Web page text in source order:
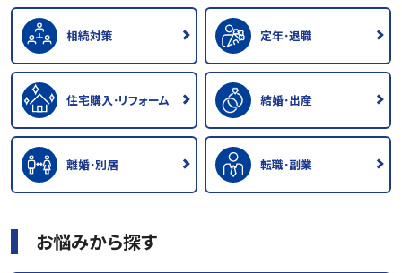
相続対策 定年･退職
住宅購入･リフォーム 結婚･出産
離婚･別居 転職･副業
お悩みから探す